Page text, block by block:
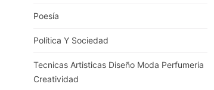
Poesía
Política Y Sociedad
Tecnicas Artisticas Diseño Moda Perfumeria
Creatividad